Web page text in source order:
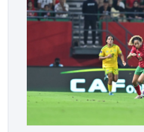
الوطن. وجاء بوح “أبو
حقيقة هذه […]